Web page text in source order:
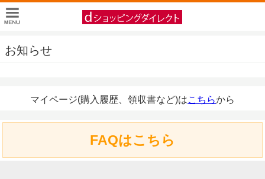
お知らせ
マイページ(購入履歴、領収書など)はこちらから
FAQはこちら